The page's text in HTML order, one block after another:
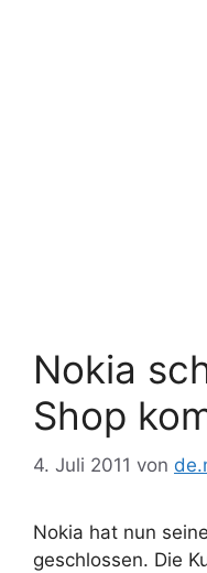
Nokia
Shop
4. Juli 2011 von
Nokia hat nun
geschlossen. Die